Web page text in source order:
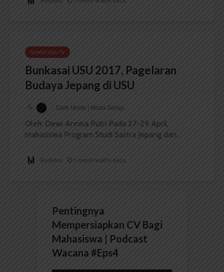
SUARA USU TV
Bunkasai USU 2017, Pagelaran
Budaya Jepang di USU
Dark Mode | Moda Gelap
Oleh: Dewi Annisa Putri Pada 27-29 April,
mahasiswa Program Studi Sastra Jepang dan...
Redaksi 1 menit waktu baca
Pentingnya
Mempersiapkan CV Bagi
Mahasiswa | Podcast
Wacana #Eps4